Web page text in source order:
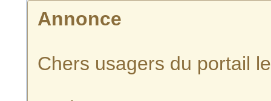
Annonce
Chers usagers du portail